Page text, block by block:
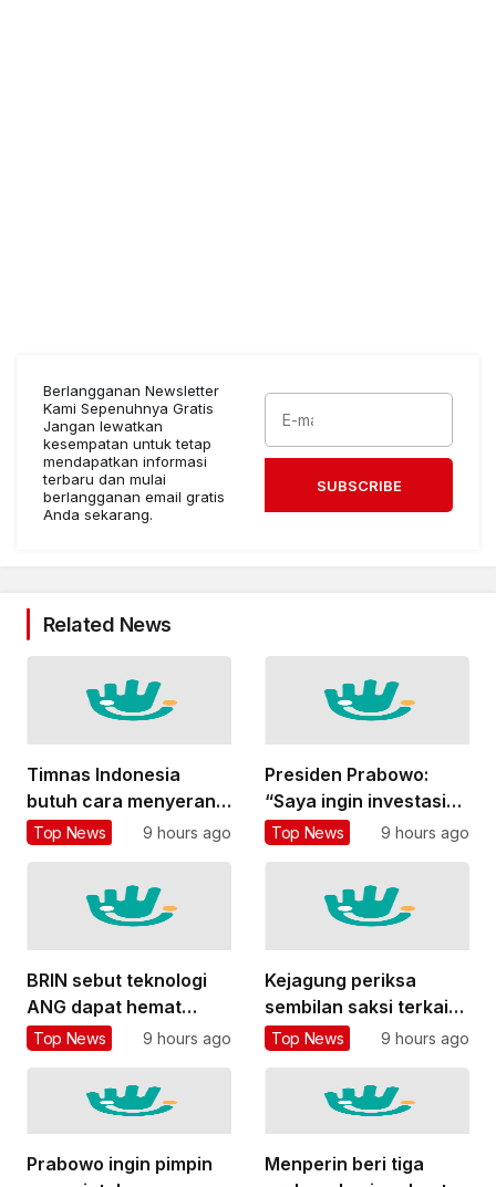
Berlangganan Newsletter
Kami Sepenuhnya Gratis
Jangan lewatkan
kesempatan untuk tetap
mendapatkan informasi
terbaru dan mulai
berlangganan email gratis
Anda sekarang.
SUBSCRIBE
Related News
Timnas Indonesia
butuh cara menyerang
yang lebih variatif
Top News 9 hours ago
Presiden Prabowo:
“Saya ingin investasi
besar di bidang
Top News 9 hours ago
BRIN sebut teknologi
ANG dapat hemat
subsidi LPG hingga
Top News 9 hours ago
Kejagung periksa
sembilan saksi terkait
kasus TPPU Febrie
Top News 9 hours ago
Prabowo ingin pimpin
Menperin beri tiga